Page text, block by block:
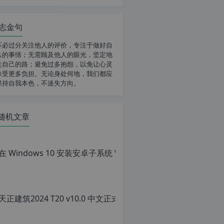
金句
必过分关注他人的评价，专注于做好自
的事情；无需顾及他人的眼光，坚定地
自己的路；避免过多抱怨，以免让心灵
受更多负担。无论身处何地，我们都应
持自我本色，不迷失方向。
机文章